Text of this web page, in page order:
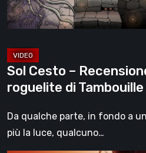
roguelite
di
[Video]
Sol Cesto –
roguelite di
Da qualche parte, in fondo a
più la luce, qualcuno…